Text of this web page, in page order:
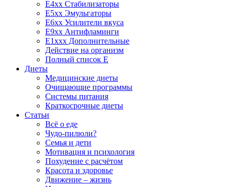
E4xx Стабилизаторы
E5xx Эмульгаторы
E6xx Усилители вкуса
E9xx Антифламинги
E1xxx Дополнительные
Действие на организм
Полный список E
Диеты
Медицинские диеты
Очищающие программы
Системы питания
Краткосрочные диеты
Статьи
Всё о еде
Чудо-пилюли?
Семья и дети
Мотивация и психология
Похудение с расчётом
Красота и здоровье
Движение – жизнь